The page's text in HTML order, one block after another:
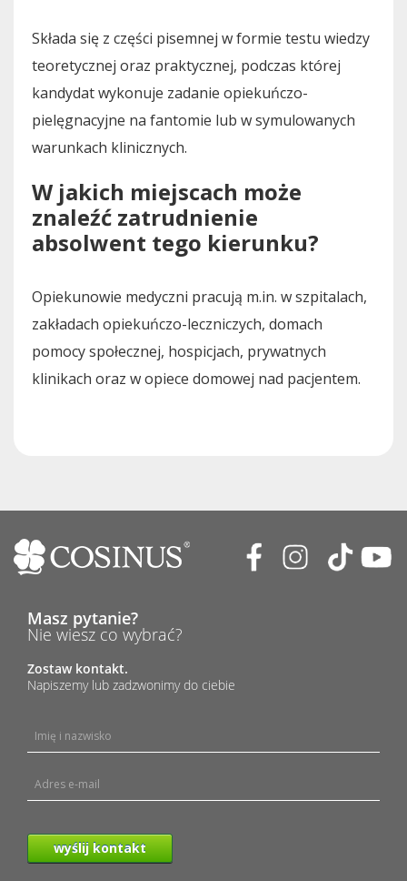
Składa się z części pisemnej w formie testu wiedzy
teoretycznej oraz praktycznej, podczas której
kandydat wykonuje zadanie opiekuńczo-
pielęgnacyjne na fantomie lub w symulowanych
warunkach klinicznych.
W jakich miejscach może
znaleźć zatrudnienie
absolwent tego kierunku?
Opiekunowie medyczni pracują m.in. w szpitalach,
zakładach opiekuńczo-leczniczych, domach
pomocy społecznej, hospicjach, prywatnych
klinikach oraz w opiece domowej nad pacjentem.
Masz pytanie?
Nie wiesz co wybrać?
Zostaw kontakt.
Napiszemy lub zadzwonimy do ciebie
wyślij kontakt